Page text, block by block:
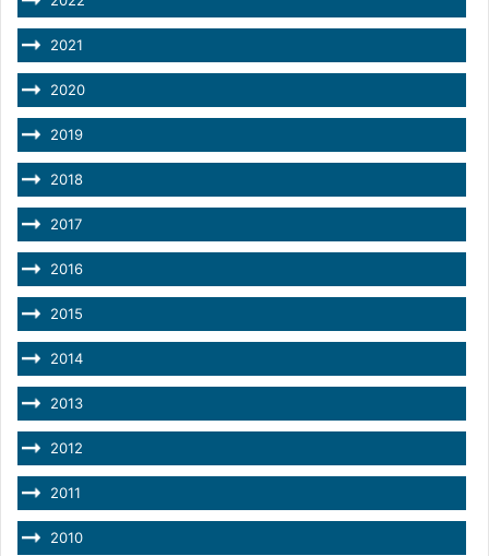
2021
2020
2019
2018
2017
2016
2015
2014
2013
2012
2011
2010